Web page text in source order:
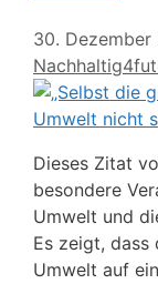
30. Dezember
Dieses Zitat
besondere
Umwelt und
Es zeigt, dass
Umwelt auf